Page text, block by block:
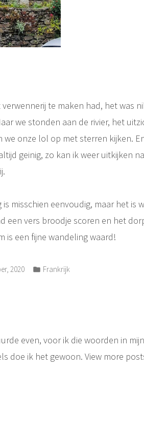
te maken had, het was
we stonden aan de rivier, het
onze lol op met sterren kijken.
geinig, zo kan ik weer uitkijken
misschien eenvoudig, maar het is
een vers broodje scoren en het
is een fijne wandeling waard!
2020
Posted
Frankrijk
even, voor ik die woorden in
doe ik het gewoon. View more